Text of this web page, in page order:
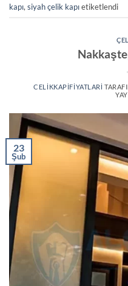
kapı, siyah çelik kapıetiketlendi
CELIKKAPIFIYATLARI
23
Şub